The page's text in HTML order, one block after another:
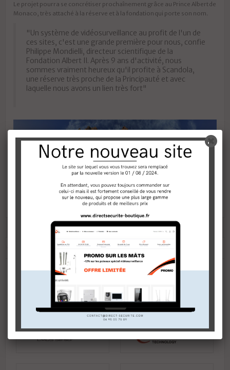
Le projet pourra se concrétiser prochaînement grâce au Prince Albert de
Monaco, très attaché à la réserve et à la fondation qui porte son nom.
"Un système de vidéosurveillance au profit de l'un de
ces sites, c'est une grande première pour nous, confie
Philippe Mondielli, directeur scientifique de la
Fondation Albert II. Après 9 ans d'activité, nous
sommes vraiment heureux qu'il profite à Scandola,
une réserve très proche de la Principauté et avec
laquelle nous avons un lien très fort"
TECHNOLOGIES